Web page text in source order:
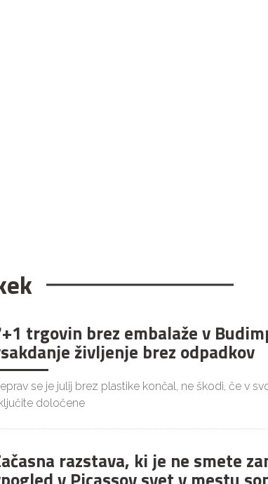
trgovin brez embalaže v
življenje brez odpadkov
se je julij brez plastike končal, ne škodi, če v
določene
razstava, ki je ne smete